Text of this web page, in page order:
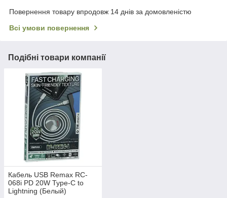
Повернення товару впродовж 14 днів за домовленістю
Всі умови повернення
Подібні товари компанії
Кабель USB Remax RC-
068i PD 20W Type-C to
Lightning (Белый)